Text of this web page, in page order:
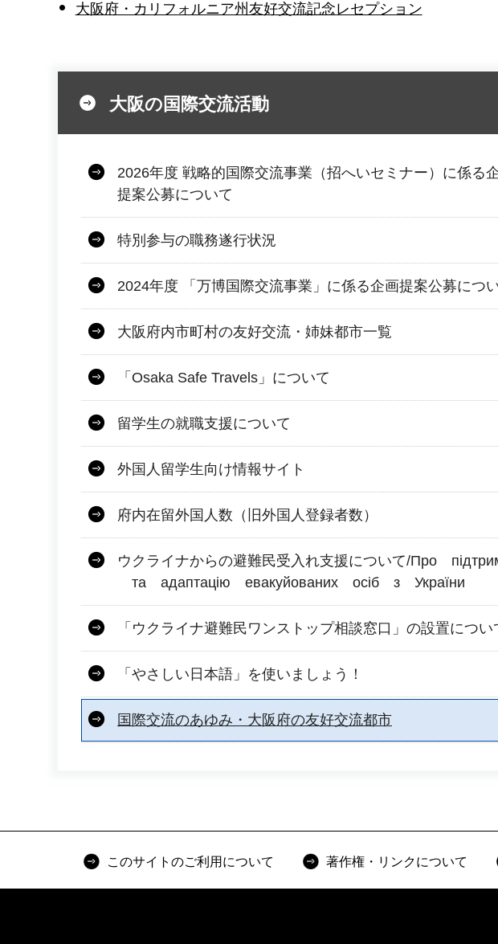
大阪府・カリフォルニア州友好交流記念レセプション
大阪の国際交流活動
2026年度 戦略的国際交流事業（招へいセミナー）に係る
提案公募について
特別参与の職務遂行状況
2024年度 「万博国際交流事業」に係る企画提案公募につ
大阪府内市町村の友好交流・姉妹都市一覧
「Osaka Safe Travels」について
留学生の就職支援について
外国人留学生向け情報サイト
府内在留外国人数（旧外国人登録者数）
ウクライナからの避難民受入れ支援について/Про
та адаптацію евакуйованих осіб з України
「ウクライナ避難民ワンストップ相談窓口」の設置につい
「やさしい日本語」を使いましょう！
国際交流のあゆみ・大阪府の友好交流都市
このサイトのご利用について 著作権・リンクについて